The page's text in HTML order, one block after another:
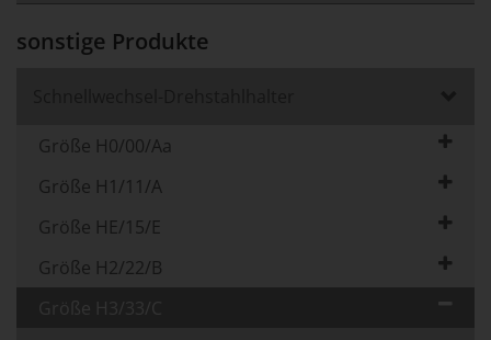
sonstige Produkte
Größe H0/00/Aa
Größe H1/11/A
Größe HE/15/E
Größe H2/22/B
Größe H3/33/C